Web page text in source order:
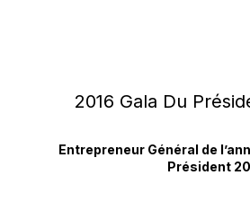
2016 Gala Du
Entrepreneur Général de
Président